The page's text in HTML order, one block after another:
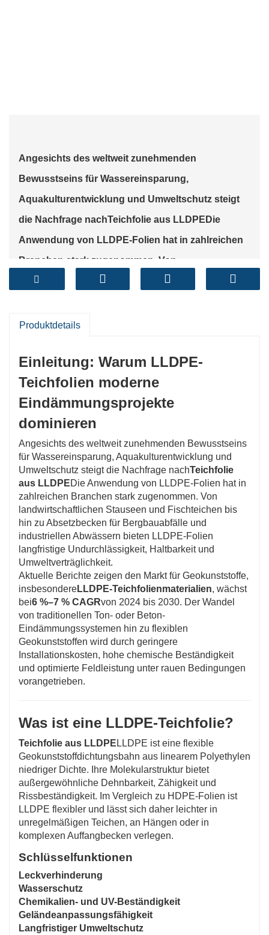
Angesichts des weltweit zunehmenden
Bewusstseins für Wassereinsparung,
Aquakulturentwicklung und Umweltschutz steigt
die Nachfrage nachTeichfolie aus LLDPE Die
Anwendung von LLDPE-Folien hat in zahlreichen
Branchen stark zugenommen. Von
landwirtschaftlichen Stauseen und Fischteichen
industriellen Abwässern bieten LLDPE-Folien
Umweltverträglichkeit.
Produktdetails
Einleitung: Warum LLDPE-
Teichfolien moderne
Eindämmungsprojekte
dominieren
Angesichts des weltweit zunehmenden Bewusstseins
für Wassereinsparung, Aquakulturentwicklung und
Umweltschutz steigt die Nachfrage nachTeichfolie
aus LLDPEDie Anwendung von LLDPE-Folien hat in
zahlreichen Branchen stark zugenommen. Von
landwirtschaftlichen Stauseen und Fischteichen bis
hin zu Absetzbecken für Bergbauabfälle und
industriellen Abwässern bieten LLDPE-Folien
langfristige Undurchlässigkeit, Haltbarkeit und
Umweltverträglichkeit.
Aktuelle Berichte zeigen den Markt für Geokunststoffe,
insbesondereLLDPE-Teichfolienmaterialien, wächst
bei6 %–7 % CAGRvon 2024 bis 2030. Der Wandel
von traditionellen Ton- oder Beton-
Eindämmungssystemen hin zu flexiblen
Geokunststoffen wird durch geringere
Installationskosten, hohe chemische Beständigkeit
und optimierte Feldleistung unter rauen Bedingungen
vorangetrieben.
Was ist eine LLDPE-Teichfolie?
Teichfolie aus LLDPE LLDPE ist eine flexible
Geokunststoffdichtungsbahn aus linearem Polyethylen
niedriger Dichte. Ihre Molekularstruktur bietet
außergewöhnliche Dehnbarkeit, Zähigkeit und
Rissbeständigkeit. Im Vergleich zu HDPE-Folien ist
LLDPE flexibler und lässt sich daher leichter in
unregelmäßigen Teichen, an Hängen oder in
komplexen Auffangbecken verlegen.
Schlüsselfunktionen
Leckverhinderung
Wasserschutz
Chemikalien- und UV-Beständigkeit
Geländeanpassungsfähigkeit
Langfristiger Umweltschutz